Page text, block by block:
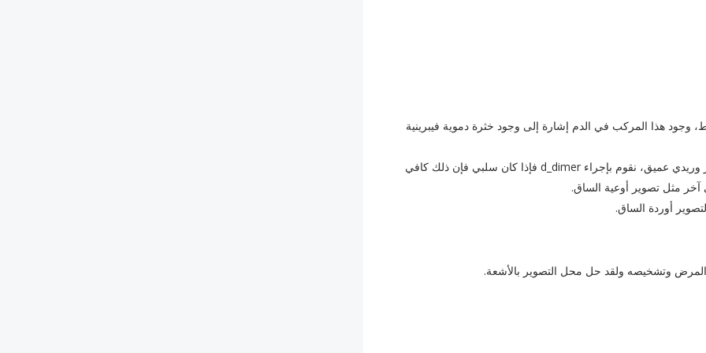
وجود هذا المركب في الدم إشارة إلى وجود خثرة دموية فيبرينية
في حال كان المريض يحمل خطورة منخفضة لتشكل خثار وريدي عميق، نقوم بإجراء d_dimer فإذا كان سلبي فإن ذلك كافي
آخر مثل تصوير أوعية الساق.
المرض وتشخيصه ولقد حل محل التصوير بالأشعة.